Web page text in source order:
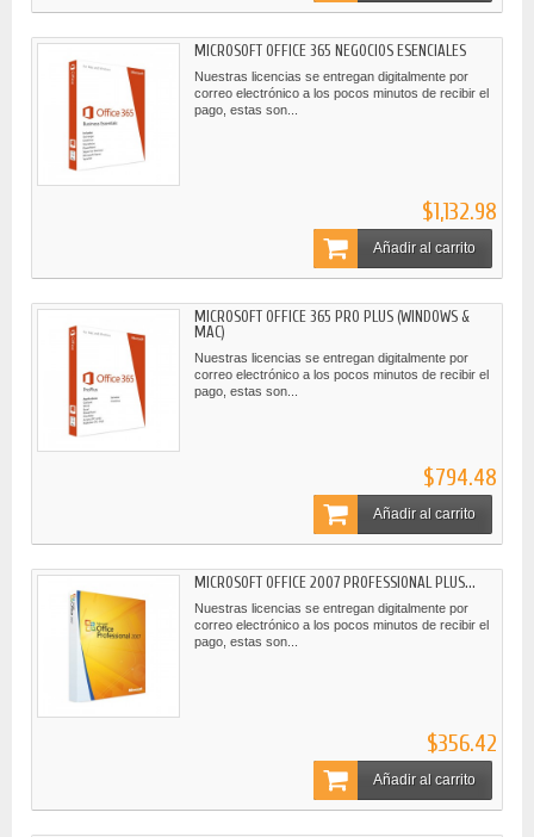
MICROSOFT OFFICE 365 NEGOCIOS ESENCIALES
Nuestras licencias se entregan digitalmente por
correo electrónico a los pocos minutos de recibir el
pago, estas son...
$1,132.98
Añadir al carrito
MICROSOFT OFFICE 365 PRO PLUS (WINDOWS &
MAC)
Nuestras licencias se entregan digitalmente por
correo electrónico a los pocos minutos de recibir el
pago, estas son...
$794.48
Añadir al carrito
MICROSOFT OFFICE 2007 PROFESSIONAL PLUS...
Nuestras licencias se entregan digitalmente por
correo electrónico a los pocos minutos de recibir el
pago, estas son...
$356.42
Añadir al carrito